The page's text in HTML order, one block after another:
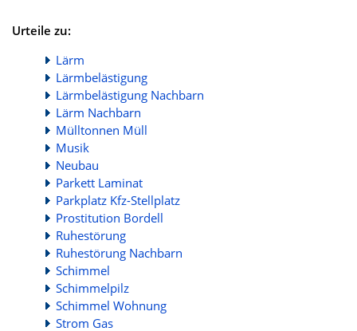
Urteile zu:
Lärm
Lärmbelästigung
Lärmbelästigung Nachbarn
Lärm Nachbarn
Mülltonnen Müll
Musik
Neubau
Parkett Laminat
Parkplatz Kfz-Stellplatz
Prostitution Bordell
Ruhestörung
Ruhestörung Nachbarn
Schimmel
Schimmelpilz
Schimmel Wohnung
Strom Gas